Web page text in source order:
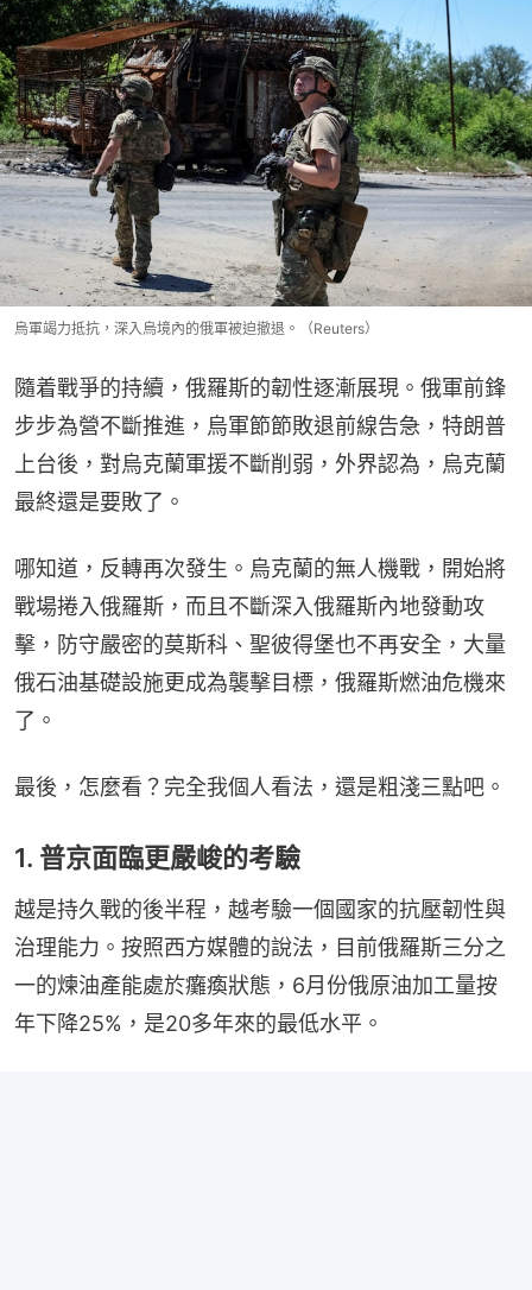
烏軍竭力抵抗，深入烏境內的俄軍被迫撤退。（Reuters）
隨着戰爭的持續，俄羅斯的韌性逐漸展現。俄軍前鋒
步步為營不斷推進，烏軍節節敗退前線告急，特朗普
上台後，對烏克蘭軍援不斷削弱，外界認為，烏克蘭
最終還是要敗了。
哪知道，反轉再次發生。烏克蘭的無人機戰，開始將
戰場捲入俄羅斯，而且不斷深入俄羅斯內地發動攻
擊，防守嚴密的莫斯科、聖彼得堡也不再安全，大量
俄石油基礎設施更成為襲擊目標，俄羅斯燃油危機來
了。
最後，怎麼看？完全我個人看法，還是粗淺三點吧。
1. 普京面臨更嚴峻的考驗
越是持久戰的後半程，越考驗一個國家的抗壓韌性與
治理能力。按照西方媒體的說法，目前俄羅斯三分之
一的煉油產能處於癱瘓狀態，6月份俄原油加工量按
年下降25%，是20多年來的最低水平。